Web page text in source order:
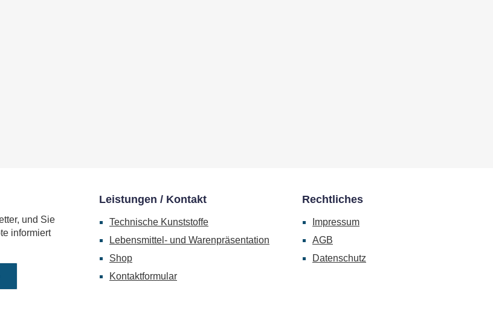
und Sie
informiert
Leistungen / Kontakt
Technische Kunststoffe
Lebensmittel- und Warenpräsentation
Shop
Kontaktformular
Rechtliches
Impressum
AGB
Datenschutz